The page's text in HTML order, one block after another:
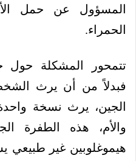
المسؤول عن حمل
الحمراء.
تتمحور المشكلة حول
فبدلاً من أن يرث
الجين، يرث نسخة
والأم، هذه الطفرة